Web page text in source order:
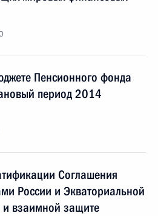
Пенсионного фонда
период 2014
Соглашения
России и Экваториальной
взаимной защите